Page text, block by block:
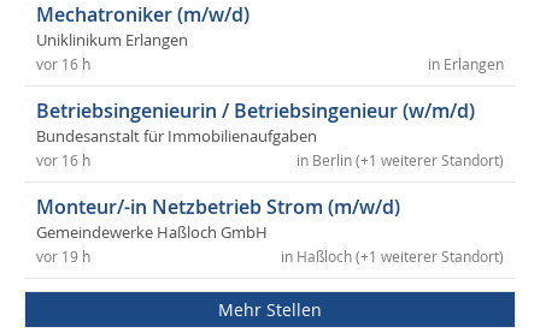
Mechatroniker (m/w/d)
Uniklinikum Erlangen
in Erlangen
vor 16 h
Betriebsingenieurin / Betriebsingenieur (w/m/d)
Bundesanstalt für Immobilienaufgaben
in Berlin (+1 weiterer Standort)
vor 16 h
Monteur/-in Netzbetrieb Strom (m/w/d)
Gemeindewerke Haßloch GmbH
in Haßloch (+1 weiterer Standort)
vor 19 h
Mehr Stellen